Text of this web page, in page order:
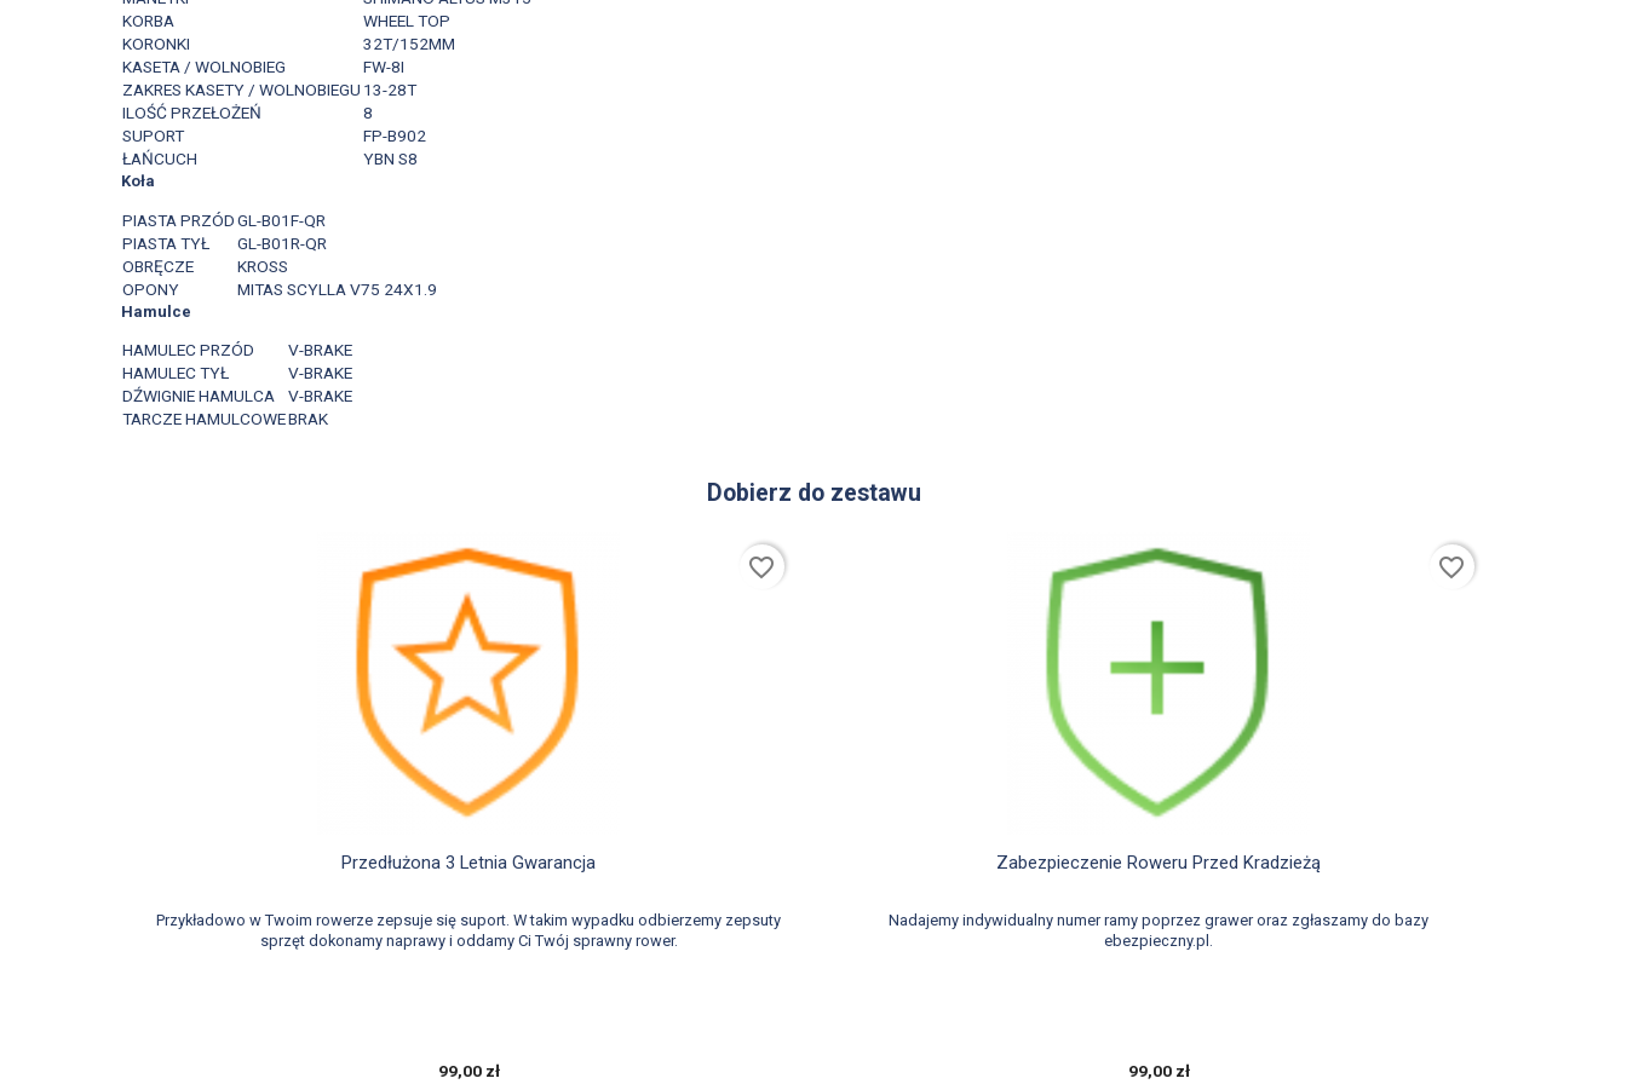
KORBA
WHEEL TOP
KORONKI
32T/152MM
KASETA / WOLNOBIEG
FW-8I
ZAKRES KASETY / WOLNOBIEGU 13-28T
ILOŚĆ PRZEŁOŻEŃ
8
SUPORT
FP-B902
ŁAŃCUCH
YBN S8
Koła
PIASTA PRZÓDGL-B01F-QR
PIASTA TYŁ
GL-B01R-QR
OBRĘCZE
KROSS
OPONY
MITAS SCYLLA V75 24X1.9
Hamulce
HAMULEC PRZÓD
V-BRAKE
HAMULEC TYŁ
V-BRAKE
DŹWIGNIE HAMULCA
V-BRAKE
TARCZE HAMULCOWEBRAK
Dobierz do zestawu
Szybki podgląd
Przedłużona 3 Letnia Gwarancja
Przykładowo w Twoim rowerze zepsuje się suport. W takim wypadku odbierzemy zepsuty
sprzęt dokonamy naprawy i oddamy Ci Twój sprawny rower.
99,00 zł
favorite_border
Szybki podgląd
Zabezpieczenie Roweru Przed Kradzieżą
Nadajemy indywidualny numer ramy poprzez grawer oraz zgłaszamy do bazy
ebezpieczny.pl.
99,00 zł
favorite_border